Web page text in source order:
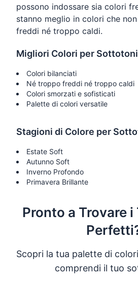
possono indossare sia colori
stanno meglio in colori che
freddi né troppo caldi.
Migliori Colori per
Colori bilanciati
Né troppo freddi né troppo caldi
Colori smorzati e sofisticati
Palette di colori versatile
Stagioni di Colore per
Estate Soft
Autunno Soft
Inverno Profondo
Primavera Brillante
Pronto a Trovare
Scopri la tua palette di
comprendi il tuo